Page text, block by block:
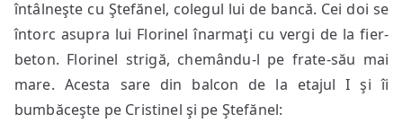
întâlneşte cu Ştefănel, colegul lui de bancă. Cei doi se
întorc asupra lui Florinel înarmaţi cu vergi de la fier-
beton. Florinel strigă, chemându-l pe frate-său mai
mare. Acesta sare din balcon de la etajul I şi îi
bumbăceşte pe Cristinel şi pe Ştefănel: